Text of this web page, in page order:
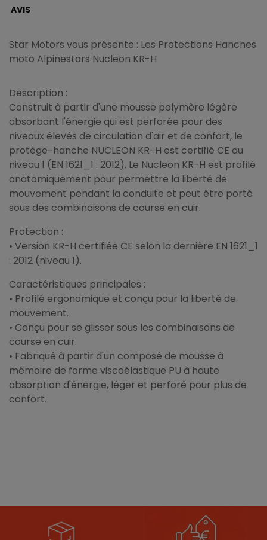
AVIS
Star Motors vous présente : Les Protections Hanches
moto Alpinestars Nucleon KR-H
Description :
Construit à partir d'une mousse polymère légère
absorbant l'énergie qui est perforée pour des
niveaux élevés de circulation d'air et de confort, le
protège-hanche NUCLEON KR-H est certifié CE au
niveau 1 (EN 1621_1 : 2012). Le Nucleon KR-H est profilé
anatomiquement pour permettre la liberté de
mouvement pendant la conduite et peut être porté
sous des combinaisons de course en cuir.
Protection :
• Version KR-H certifiée CE selon la dernière EN 1621_1
: 2012 (niveau 1).
Caractéristiques principales :
• Profilé ergonomique et conçu pour la liberté de
mouvement.
• Conçu pour se glisser sous les combinaisons de
course en cuir.
• Fabriqué à partir d'un composé de mousse à
mémoire de forme viscoélastique PU à haute
absorption d'énergie, léger et perforé pour plus de
confort.